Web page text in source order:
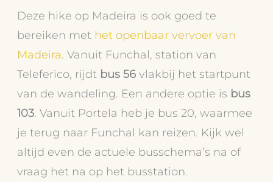
Deze hike op Madeira is ook goed te
bereiken met het openbaar vervoer van
Madeira. Vanuit Funchal, station van
Teleferico, rijdt bus 56 vlakbij het startpunt
van de wandeling. Een andere optie is bus
103. Vanuit Portela heb je bus 20, waarmee
je terug naar Funchal kan reizen. Kijk wel
altijd even de actuele busschema’s na of
vraag het na op het busstation.